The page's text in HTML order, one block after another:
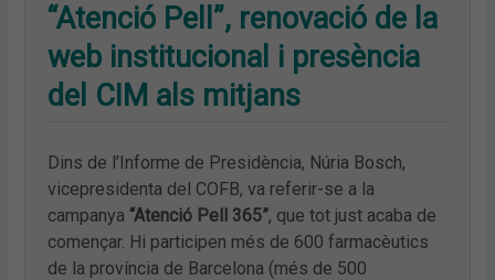
“Atenció Pell”, renovació de la
web institucional i presència
del CIM als mitjans
Dins de l’Informe de Presidència, Núria Bosch,
vicepresidenta del COFB, va referir-se a la
campanya “Atenció Pell 365”, que tot just acaba de
començar. Hi participen més de 600 farmacèutics
de la província de Barcelona (més de 500